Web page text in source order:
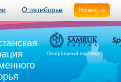
О пятиборье Новости
Генеральный партнер